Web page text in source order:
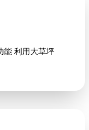
能 利用大草坪